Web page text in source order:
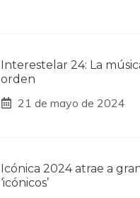
Interestelar 24: La
orden
21 de mayo de 2024
Icónica 2024 atrae a
‘icónicos’